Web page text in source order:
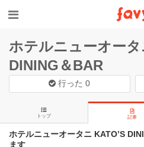
ホテルニューオータ
DINING＆BAR
行った0
トップ 記事
ホテルニューオータニ KATO’S
ます